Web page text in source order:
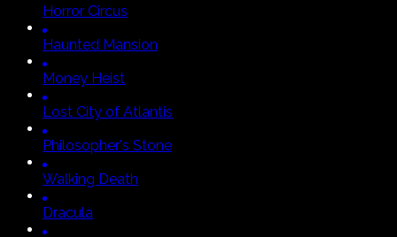
Horror Circus
Haunted Mansion
Money Heist
Lost City of Atlantis
Philosopher's Stone
Walking Death
Dracula